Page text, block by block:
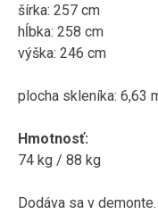
šírka: 257 cm
hĺbka: 258 cm
výška: 246 cm
plocha skleníka: 6,63
Hmotnosť:
74 kg / 88 kg
Dodáva sa v